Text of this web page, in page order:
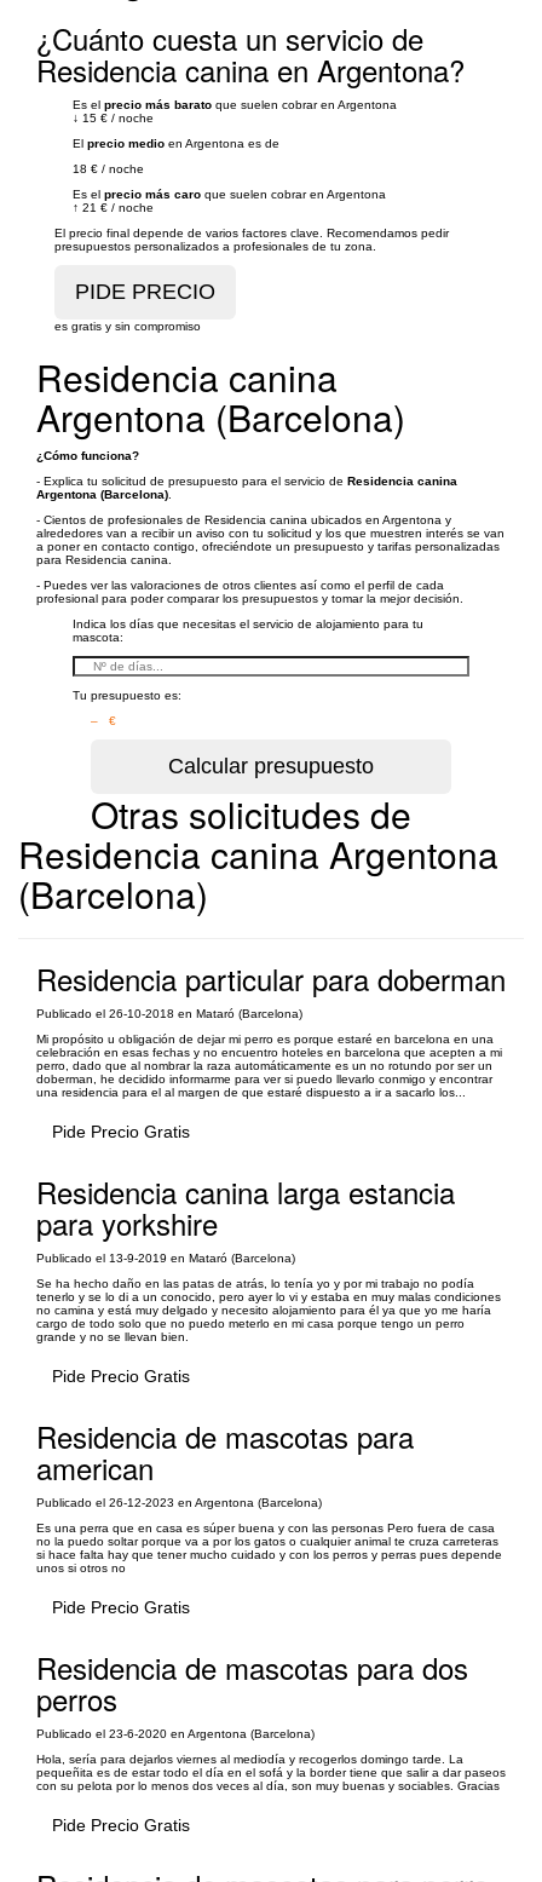
¿Cuánto cuesta un servicio de
Residencia canina en Argentona?
Es el precio más barato que suelen cobrar en Argentona
↓ 15 € / noche
El precio medio en Argentona es de
18 € / noche
Es el precio más caro que suelen cobrar en Argentona
↑ 21 € / noche
El precio final depende de varios factores clave. Recomendamos pedir
presupuestos personalizados a profesionales de tu zona.
es gratis y sin compromiso
Residencia canina
Argentona (Barcelona)
¿Cómo funciona?
- Explica tu solicitud de presupuesto para el servicio de Residencia canina
Argentona (Barcelona)
- Cientos de profesionales de Residencia canina ubicados en Argentona y
alrededores van a recibir un aviso con tu solicitud y los que muestren interés se van
a poner en contacto contigo, ofreciéndote un presupuesto y tarifas personalizadas
para Residencia canina.
- Puedes ver las valoraciones de otros clientes así como el perfil de cada
profesional para poder comparar los presupuestos y tomar la mejor decisión.
Indica los días que necesitas el servicio de alojamiento para tu
mascota:
Tu presupuesto es:
– €
Otras solicitudes de
Residencia canina Argentona
(Barcelona)
Residencia particular para doberman
Publicado el 26-10-2018 en Mataró (Barcelona)
Mi propósito u obligación de dejar mi perro es porque estaré en barcelona en una
celebración en esas fechas y no encuentro hoteles en barcelona que acepten a mi
perro, dado que al nombrar la raza automáticamente es un no rotundo por ser un
doberman, he decidido informarme para ver si puedo llevarlo conmigo y encontrar
una residencia para el al margen de que estaré dispuesto a ir a sacarlo los...
Pide Precio Gratis
Residencia canina larga estancia
para yorkshire
Publicado el 13-9-2019 en Mataró (Barcelona)
Se ha hecho daño en las patas de atrás, lo tenía yo y por mi trabajo no podía
tenerlo y se lo di a un conocido, pero ayer lo vi y estaba en muy malas condiciones
no camina y está muy delgado y necesito alojamiento para él ya que yo me haría
cargo de todo solo que no puedo meterlo en mi casa porque tengo un perro
grande y no se llevan bien.
Pide Precio Gratis
Residencia de mascotas para
american
Publicado el 26-12-2023 en Argentona (Barcelona)
Es una perra que en casa es súper buena y con las personas Pero fuera de casa
no la puedo soltar porque va a por los gatos o cualquier animal te cruza carreteras
si hace falta hay que tener mucho cuidado y con los perros y perras pues depende
unos si otros no
Pide Precio Gratis
Residencia de mascotas para dos
perros
Publicado el 23-6-2020 en Argentona (Barcelona)
Hola, sería para dejarlos viernes al mediodía y recogerlos domingo tarde. La
pequeñita es de estar todo el día en el sofá y la border tiene que salir a dar paseos
con su pelota por lo menos dos veces al día, son muy buenas y sociables. Gracias
Pide Precio Gratis